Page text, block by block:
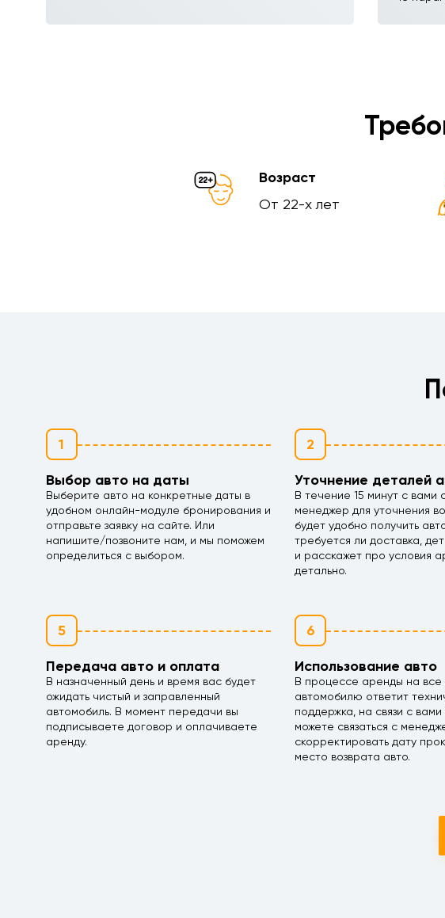
Возраст
От 22-х лет
1
Выбор авто на даты
Выберите авто на конкретные даты в
удобном онлайн-модуле бронирования и
отправьте заявку на сайте. Или
напишите/позвоните нам, и мы поможем
определиться с выбором.
2
Уточнение деталей
В течение 15 минут с вами
менеджер для уточнения
будет удобно получить
требуется ли доставка,
и расскажет про условия
детально.
5
Передача авто и оплата
В назначенный день и время вас будет
ожидать чистый и заправленный
автомобиль. В момент передачи вы
подписываете договор и оплачиваете
аренду.
6
Использование авто
В процессе аренды на все
автомобилю ответит
поддержка, на связи с вами
можете связаться с
скорректировать дату
место возврата авто.